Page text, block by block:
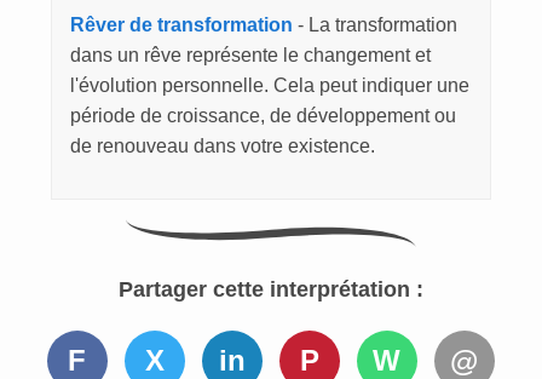
Rêver de transformation - La transformation
dans un rêve représente le changement et
l'évolution personnelle. Cela peut indiquer une
période de croissance, de développement ou
de renouveau dans votre existence.
Partager cette interprétation :
F X in P W @